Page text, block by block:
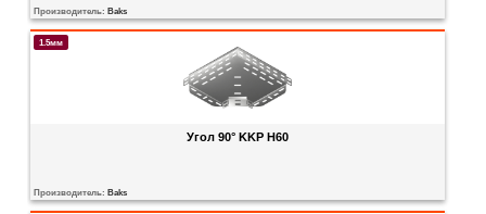
Производитель: Baks
1.5мм
Угол 90° KKP H60
Производитель: Baks